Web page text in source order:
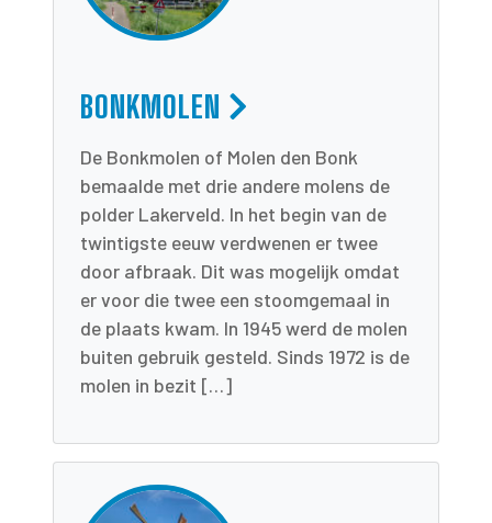
BONKMOLEN
De Bonkmolen of Molen den Bonk
bemaalde met drie andere molens de
polder Lakerveld. In het begin van de
twintigste eeuw verdwenen er twee
door afbraak. Dit was mogelijk omdat
er voor die twee een stoomgemaal in
de plaats kwam. In 1945 werd de molen
buiten gebruik gesteld. Sinds 1972 is de
molen in bezit […]